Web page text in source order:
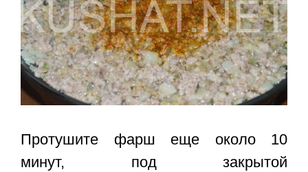
Протушите фарш еще около 10
минут, под закрытой